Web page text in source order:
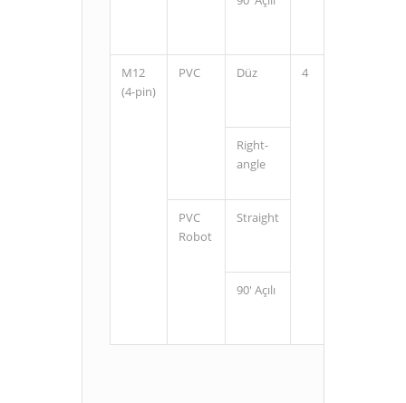
M12
(4-pin)
PVC Düz 4
Right-
angle
PVC
Robot
Straight
90' Açılı